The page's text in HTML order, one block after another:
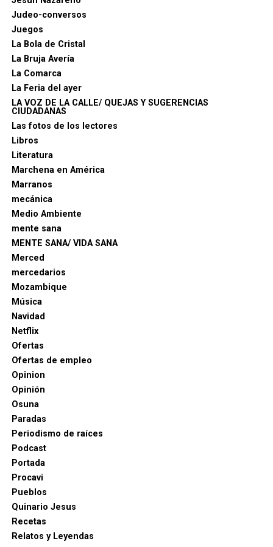
Absolutismo versus Constitucionalismo
especialmente las noticias de 1817, 1818, 1820 y 1828
relativas a solares, arquillos, torreones y viviendas
adosadas.
Judeo-conversos
Juegos
La Bola de Cristal
La Bruja Avería
La Comarca
La Feria del ayer
LA VOZ DE LA CALLE/ QUEJAS Y SUGERENCIAS
CIUDADANAS
Las fotos de los lectores
Libros
Literatura
Marchena en América
Marranos
mecánica
Medio Ambiente
mente sana
MENTE SANA/ VIDA SANA
Merced
mercedarios
Mozambique
Música
Navidad
Netflix
Ofertas
Ofertas de empleo
Opinion
Opinión
Osuna
Paradas
Periodismo de raíces
Podcast
Portada
Procavi
Pueblos
Quinario Jesus
Recetas
Relatos y Leyendas